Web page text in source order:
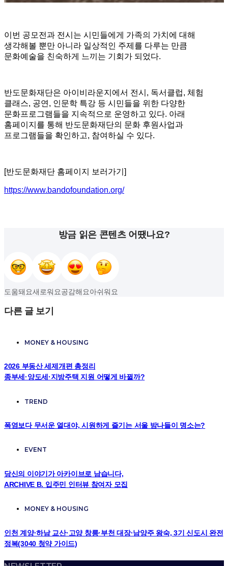
이번 공모전과 전시는 시민들에게 가족의 가치에 대해
생각해볼 뿐만 아니라 일상적인 주제를 다루는 만큼
문화예술을 친숙하게 느끼는 기회가 되었다.
반도문화재단은 아이비라운지에서 전시, 독서클럽, 체험
클래스, 공연, 인문학 특강 등 시민들을 위한 다양한
문화프로그램들을 지속적으로 운영하고 있다. 아래
홈페이지를 통해 반도문화재단의 문화 후원사업과
프로그램들을 확인하고, 참여하실 수 있다.
[반도문화재단 홈페이지 보러가기]
https://www.bandofoundation.org/
방금 읽은 콘텐츠 어땠나요?
도움돼요새로워요공감해요아쉬워요
다른 글 보기
MONEY & HOUSING
2026 부동산 세제개편 총정리
종부세·양도세·지방주택 지원 어떻게 바뀔까?
TREND
폭염보다 무서운 열대야, 시원하게 즐기는 서울 밤나들이 명소는?
EVENT
당신의 이야기가 아카이브로 남습니다,
ARCHIVE B. 입주민 인터뷰 참여자 모집
MONEY & HOUSING
인천 계양·하남 교산·고양 창릉·부천 대장·남양주 왕숙, 3기 신도시 완전
정복(3040 청약 가이드)